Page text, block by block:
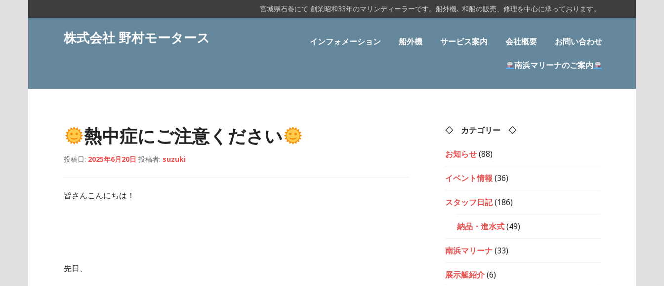
ン
キ
宮城県石巻にて 創業昭和33年のマリンディーラーです。船外機､ 和船の販売、修理を中心に承っております。
株式会社 野村モータース インフォメーション 船外機 サービス案内 会社概要 お問い合わせ
南浜マリーナのご案内
熱中症にご注意ください
投稿日: 2025年6月20日 投稿者: suzuki
皆さんこんにちは！
先日、
◇ カテゴリー ◇
お知らせ(88)
イベント情報 (36)
スタッフ日記(186)
納品・進水式(49)
南浜マリーナ(33)
展示艇紹介(6)